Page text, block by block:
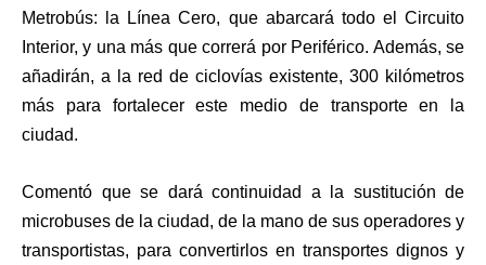
Metrobús: la Línea Cero, que abarcará todo el Circuito
Interior, y una más que correrá por Periférico. Además, se
añadirán, a la red de ciclovías existente, 300 kilómetros
más para fortalecer este medio de transporte en la
ciudad.
Comentó que se dará continuidad a la sustitución de
microbuses de la ciudad, de la mano de sus operadores y
transportistas, para convertirlos en transportes dignos y